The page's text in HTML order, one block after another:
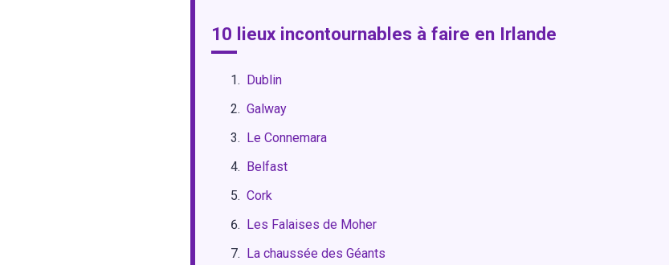
10 lieux incontournables à faire en Irlande
Dublin
Galway
Le Connemara
Belfast
Cork
Les Falaises de Moher
La chaussée des Géants